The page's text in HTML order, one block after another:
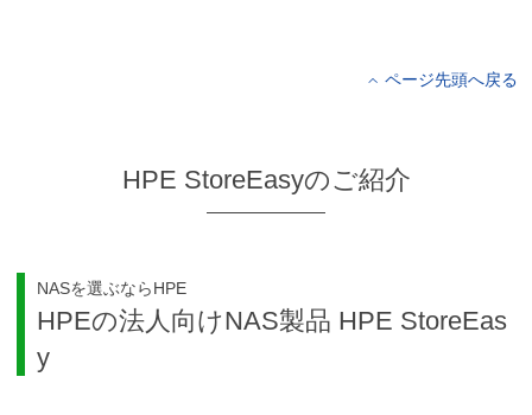
ページ先頭へ戻る
HPE StoreEasyのご紹介
NASを選ぶならHPE
HPEの法人向けNAS製品 HPE StoreEas
y